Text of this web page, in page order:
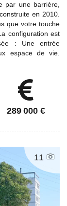
par une barrière,
en 2010.
que votre touche
configuration est
: Une entrée
espace de vie.
289 000 €
11